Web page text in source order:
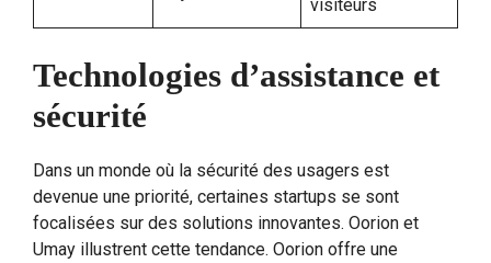
visiteurs
Technologies d’assistance et
sécurité
Dans un monde où la sécurité des usagers est
devenue une priorité, certaines startups se sont
focalisées sur des solutions innovantes. Oorion et
Umay illustrent cette tendance. Oorion offre une